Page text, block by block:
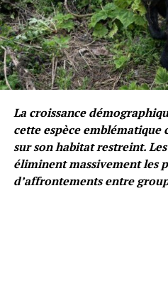
La croissance
cette espèce emblématique
sur son habitat restreint.
éliminent massivement les
d’affrontements entre